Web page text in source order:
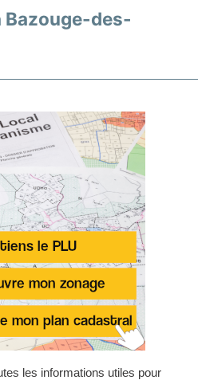
Bazouge-des-
les informations utiles pour